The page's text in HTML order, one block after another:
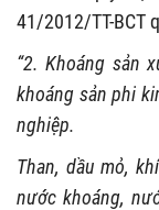
41/2012/TT-BCT
“2. Khoáng sản
khoáng sản phi
nghiệp.
Than, dầu mỏ,
nước khoáng,